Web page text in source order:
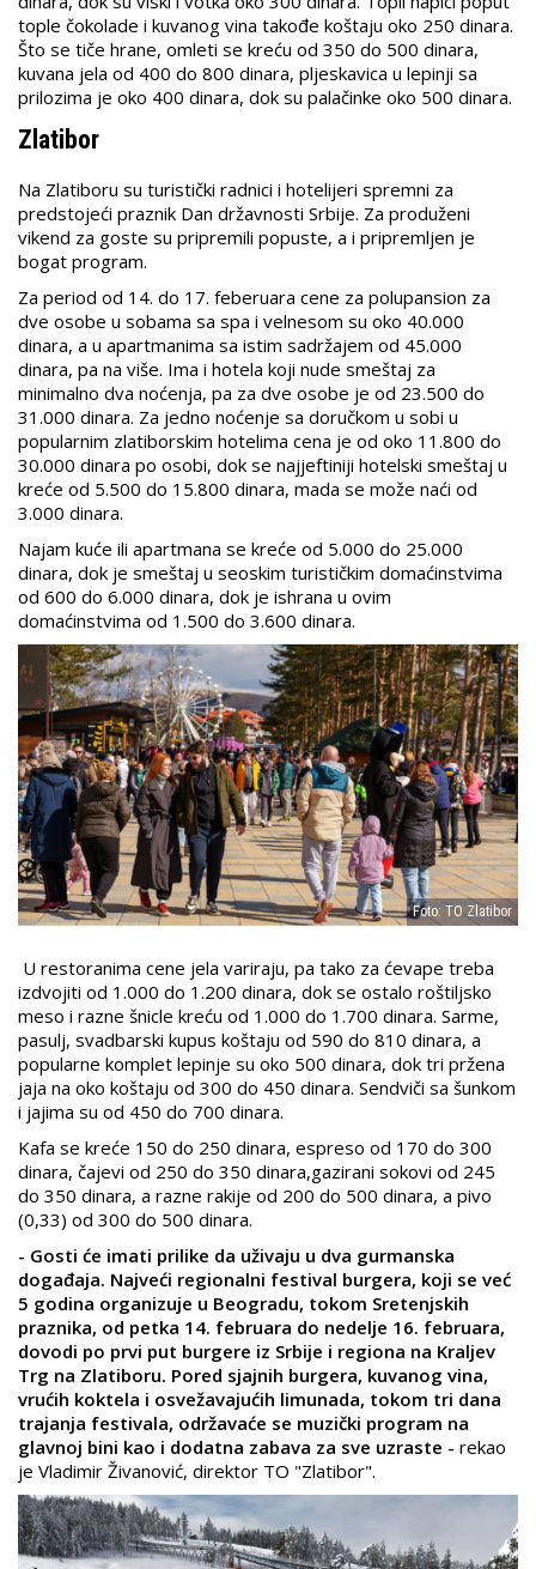
tople čokolade i kuvanog vina takođe koštaju oko 250 dinara.
Što se tiče hrane, omleti se kreću od 350 do 500 dinara,
kuvana jela od 400 do 800 dinara, pljeskavica u lepinji sa
prilozima je oko 400 dinara, dok su palačinke oko 500 dinara.
Zlatibor
Na Zlatiboru su turistički radnici i hotelijeri spremni za
predstojeći praznik Dan državnosti Srbije. Za produženi
vikend za goste su pripremili popuste, a i pripremljen je
bogat program.
Za period od 14. do 17. feberuara cene za polupansion za
dve osobe u sobama sa spa i velnesom su oko 40.000
dinara, a u apartmanima sa istim sadržajem od 45.000
dinara, pa na više. Ima i hotela koji nude smeštaj za
minimalno dva noćenja, pa za dve osobe je od 23.500 do
31.000 dinara. Za jedno noćenje sa doručkom u sobi u
popularnim zlatiborskim hotelima cena je od oko 11.800 do
30.000 dinara po osobi, dok se najjeftiniji hotelski smeštaj u
kreće od 5.500 do 15.800 dinara, mada se može naći od
3.000 dinara.
Najam kuće ili apartmana se kreće od 5.000 do 25.000
dinara, dok je smeštaj u seoskim turističkim domaćinstvima
od 600 do 6.000 dinara, dok je ishrana u ovim
domaćinstvima od 1.500 do 3.600 dinara.
Foto: TO Zlatibor
U restoranima cene jela variraju, pa tako za ćevape treba
izdvojiti od 1.000 do 1.200 dinara, dok se ostalo roštiljsko
meso i razne šnicle kreću od 1.000 do 1.700 dinara. Sarme,
pasulj, svadbarski kupus koštaju od 590 do 810 dinara, a
popularne komplet lepinje su oko 500 dinara, dok tri pržena
jaja na oko koštaju od 300 do 450 dinara. Sendviči sa šunkom
i jajima su od 450 do 700 dinara.
Kafa se kreće 150 do 250 dinara, espreso od 170 do 300
dinara, čajevi od 250 do 350 dinara,gazirani sokovi od 245
do 350 dinara, a razne rakije od 200 do 500 dinara, a pivo
(0,33) od 300 do 500 dinara.
- Gosti će imati prilike da uživaju u dva gurmanska
događaja. Najveći regionalni festival burgera, koji se već
5 godina organizuje u Beogradu, tokom Sretenjskih
praznika, od petka 14. februara do nedelje 16. februara,
dovodi po prvi put burgere iz Srbije i regiona na Kraljev
Trg na Zlatiboru. Pored sjajnih burgera, kuvanog vina,
vrućih koktela i osvežavajućih limunada, tokom tri dana
trajanja festivala, održavaće se muzički program na
glavnoj bini kao i dodatna zabava za sve uzraste - rekao
je Vladimir Živanović, direktor TO "Zlatibor".